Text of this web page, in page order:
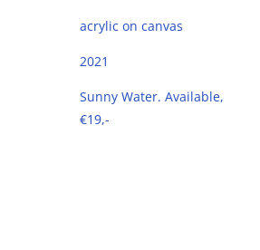
acrylic on canvas
2021
Sunny Water. Available,
€19,-